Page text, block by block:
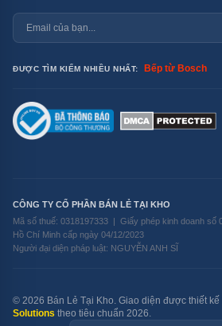
ĐƯỢC TÌM KIẾM NHIỀU NHẤT: Bếp từ Bosch
CÔNG TY CỔ PHẦN BÁN LẺ TẠI KHO
Mã số thuế: 0318197333 | Giấy phép kinh doanh số
Hồ Chí Minh cấp ngày 04/12/2023
Người đại diện pháp luật: NGUYỄN ANH SĨ
© 2026 Bán Lẻ Tại Kho. Giao diện được thiết
Solutions theo tiêu chuẩn 2026.